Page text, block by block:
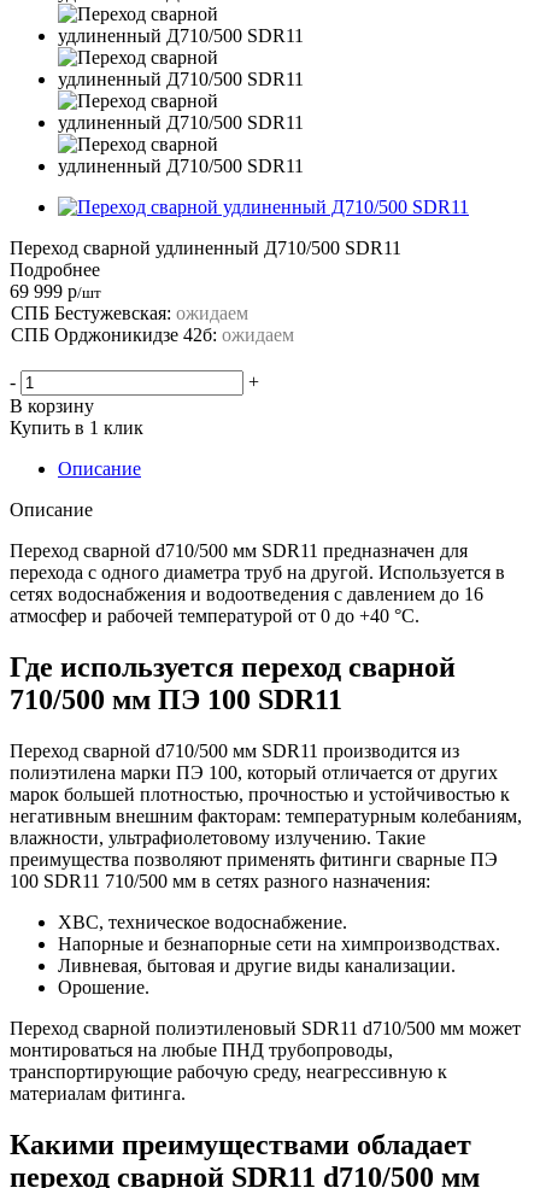
Переход сварной удлиненный Д710/500 SDR11
Подробнее
69 999 р/шт
СПБ Бестужевская: ожидаем
СПБ Орджоникидзе 42б: ожидаем
-
+
В корзину
Купить в 1 клик
Описание
Описание
Переход сварной d710/500 мм SDR11 предназначен для
перехода с одного диаметра труб на другой. Используется в
сетях водоснабжения и водоотведения с давлением до 16
атмосфер и рабочей температурой от 0 до +40 °С.
Где используется переход сварной
710/500 мм ПЭ 100 SDR11
Переход сварной d710/500 мм SDR11 производится из
полиэтилена марки ПЭ 100, который отличается от других
марок большей плотностью, прочностью и устойчивостью к
негативным внешним факторам: температурным колебаниям,
влажности, ультрафиолетовому излучению. Такие
преимущества позволяют применять фитинги сварные ПЭ
100 SDR11 710/500 мм в сетях разного назначения:
ХВС, техническое водоснабжение.
Напорные и безнапорные сети на химпроизводствах.
Ливневая, бытовая и другие виды канализации.
Орошение.
Переход сварной полиэтиленовый SDR11 d710/500 мм может
монтироваться на любые ПНД трубопроводы,
транспортирующие рабочую среду, неагрессивную к
материалам фитинга.
Какими преимуществами обладает
переход сварной SDR11 d710/500 мм